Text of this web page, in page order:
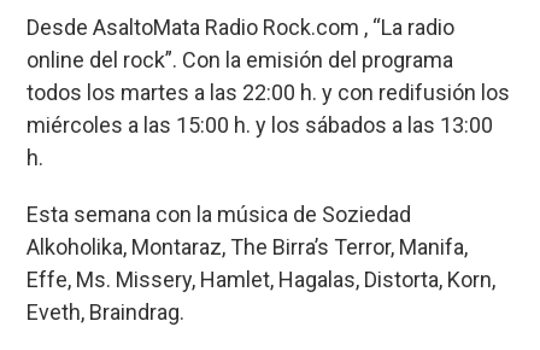
k
p
Desde AsaltoMata Radio Rock.com , “La radio
online del rock”. Con la emisión del programa
todos los martes a las 22:00 h. y con redifusión los
miércoles a las 15:00 h. y los sábados a las 13:00
h.
Esta semana con la música de Soziedad
Alkoholika, Montaraz, The Birra’s Terror, Manifa,
Effe, Ms. Missery, Hamlet, Hagalas, Distorta, Korn,
Eveth, Braindrag.